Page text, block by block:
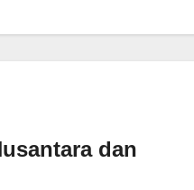
dan